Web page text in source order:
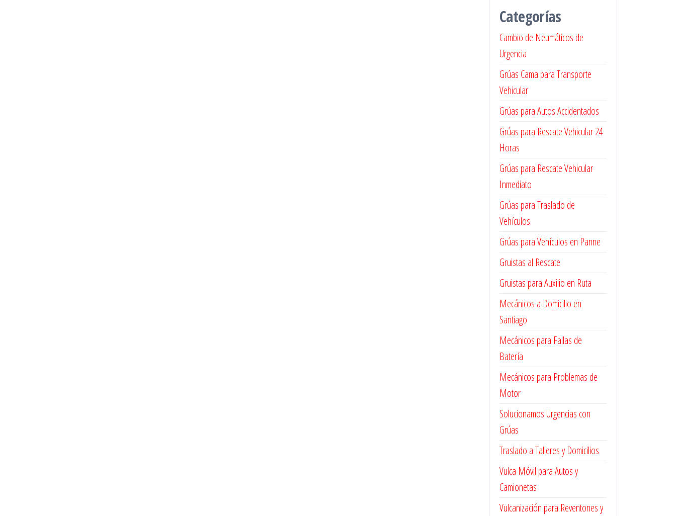
Categorías
Cambio de Neumáticos de
Urgencia
Grúas Cama para Transporte
Vehicular
Grúas para Autos Accidentados
Grúas para Rescate Vehicular 24
Horas
Grúas para Rescate Vehicular
Inmediato
Grúas para Traslado de
Vehículos
Grúas para Vehículos en Panne
Gruistas al Rescate
Gruistas para Auxilio en Ruta
Mecánicos a Domicilio en
Santiago
Mecánicos para Fallas de
Batería
Mecánicos para Problemas de
Motor
Solucionamos Urgencias con
Grúas
Traslado a Talleres y Domicilios
Vulca Móvil para Autos y
Camionetas
Vulcanización para Reventones y